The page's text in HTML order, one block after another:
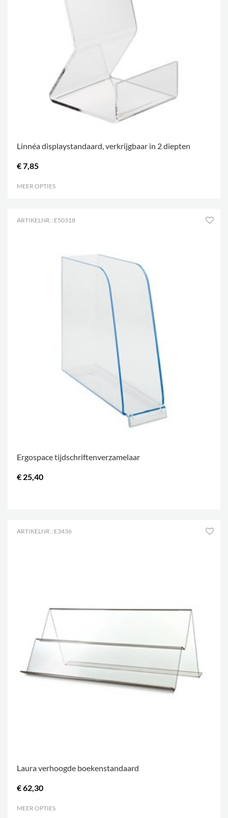
Linnéa displaystandaard, verkrijgbaar in 2 diepten
€ 7,85
MEER OPTIES
ARTIKELNR.: E50318
Ergospace tijdschriftenverzamelaar
€ 25,40
ARTIKELNR.: E3436
Laura verhoogde boekenstandaard
€ 62,30
MEER OPTIES